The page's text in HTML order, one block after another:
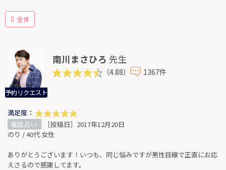
全体
予約リクエスト
南川まさひろ 先生
（4.88） 1367件
満足度：
電話占い
［投稿日］2017年12月20日
のり / 40代 女性
ありがとうございます！いつも、同じ悩みですが男性目線で正直にお応
えさるので感謝してます。